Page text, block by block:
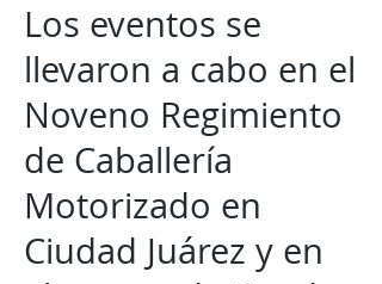
Los eventos se
llevaron a cabo en el
Noveno Regimiento
de Caballería
Motorizado en
Ciudad Juárez y en